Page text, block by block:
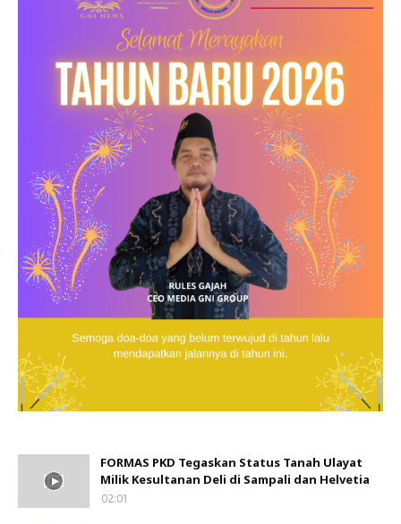
FORMAS PKD Tegaskan Status Tanah Ulayat
Milik Kesultanan Deli di Sampali dan Helvetia
02:01